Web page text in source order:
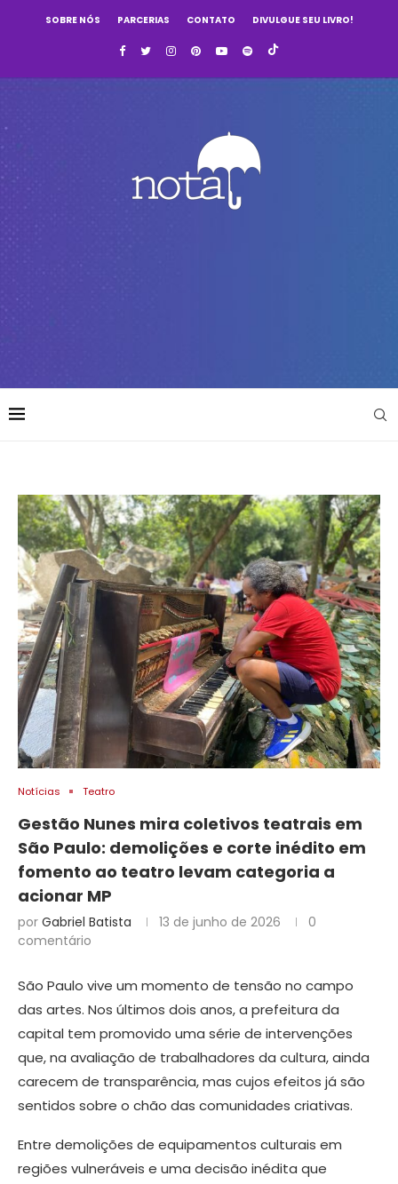
SOBRE NÓS PARCERIAS CONTATO DIVULGUE SEU LIVRO!
Notícias Teatro
Gestão Nunes mira coletivos teatrais em
São Paulo: demolições e corte inédito em
fomento ao teatro levam categoria a
acionar MP
por Gabriel Batista 13 de junho de 2026
0
comentário
São Paulo vive um momento de tensão no campo
das artes. Nos últimos dois anos, a prefeitura da
capital tem promovido uma série de intervenções
que, na avaliação de trabalhadores da cultura, ainda
carecem de transparência, mas cujos efeitos já são
sentidos sobre o chão das comunidades criativas.
Entre demolições de equipamentos culturais em
regiões vulneráveis e uma decisão inédita que